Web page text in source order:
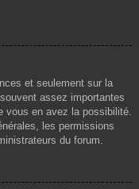
et seulement sur la
assez importantes
vous en avez la possibilité.
les permissions
du forum.